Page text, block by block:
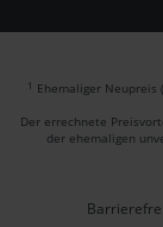
1 Ehemaliger Neupreis
Der errechnete
der ehemaligen